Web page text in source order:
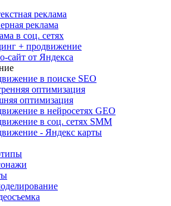
реклама
реклама
в соц. сетях
+ продвижение
сайт от Яндекса
в поиске SEO
оптимизация
оптимизация
в нейросетях GEO
в соц. сетях SMM
- Яндекс карты